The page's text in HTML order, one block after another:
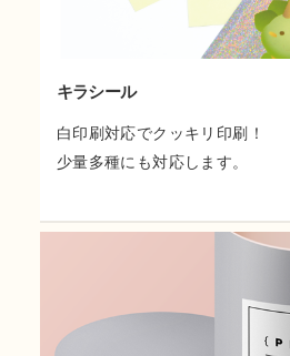
キラシール
白印刷対応でクッキリ印刷！
少量多種にも対応します。